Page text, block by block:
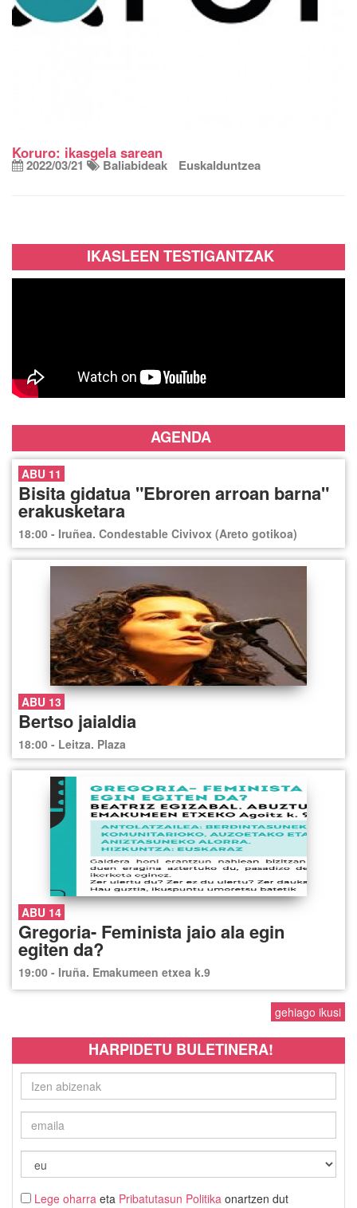
Koruro: ikasgela sarean
2022/03/21 Baliabideak Euskalduntzea
IKASLEEN TESTIGANTZAK
AGENDA
ABU 11
Bisita gidatua "Ebroren arroan barna"
erakusketara
18:00 - Iruñea. Condestable Civivox (Areto gotikoa)
ABU 13
Bertso jaialdia
18:00 - Leitza. Plaza
ABU 14
Gregoria- Feminista jaio ala egin
egiten da?
19:00 - Iruña. Emakumeen etxea k.9
gehiago ikusi
HARPIDETU BULETINERA!
Lege oharra eta Pribatutasun Politika onartzen dut